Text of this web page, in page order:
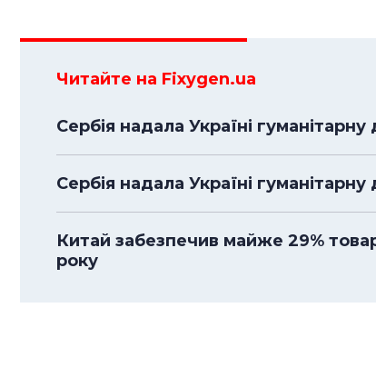
Читайте на Fixygen.ua
Сербія надала Україні
Сербія надала Україні
Китай забезпечив майже 29%
року